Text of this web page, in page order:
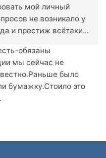
мой личный
не возникало у
и престиж всётаки...
обязаны
мы сейчас не
было
бумажку.Стоило это